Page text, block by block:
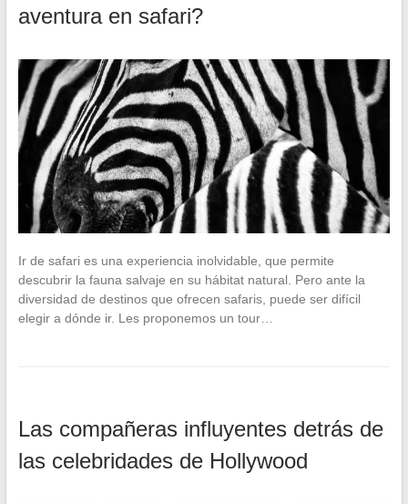
aventura en safari?
Ir de safari es una experiencia inolvidable, que permite
descubrir la fauna salvaje en su hábitat natural. Pero ante la
diversidad de destinos que ofrecen safaris, puede ser difícil
elegir a dónde ir. Les proponemos un tour…
Las compañeras influyentes detrás de
las celebridades de Hollywood